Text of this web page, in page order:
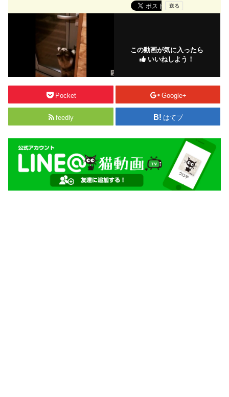
この動画が気に入ったら
いいねしよう！
Pocket Google+
feedly はてブ